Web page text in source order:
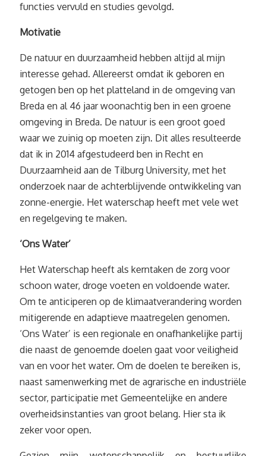
functies vervuld en studies gevolgd.
Motivatie
De natuur en duurzaamheid hebben altijd al mijn
interesse gehad. Allereerst omdat ik geboren en
getogen ben op het platteland in de omgeving van
Breda en al 46 jaar woonachtig ben in een groene
omgeving in Breda. De natuur is een groot goed
waar we zuinig op moeten zijn. Dit alles resulteerde
dat ik in 2014 afgestudeerd ben in Recht en
Duurzaamheid aan de Tilburg University, met het
onderzoek naar de achterblijvende ontwikkeling van
zonne-energie. Het waterschap heeft met vele wet
en regelgeving te maken.
‘Ons Water’
Het Waterschap heeft als kerntaken de zorg voor
schoon water, droge voeten en voldoende water.
Om te anticiperen op de klimaatverandering worden
mitigerende en adaptieve maatregelen genomen.
‘Ons Water’ is een regionale en onafhankelijke partij
die naast de genoemde doelen gaat voor veiligheid
van en voor het water. Om de doelen te bereiken is,
naast samenwerking met de agrarische en industriële
sector, participatie met Gemeentelijke en andere
overheidsinstanties van groot belang. Hier sta ik
zeker voor open.